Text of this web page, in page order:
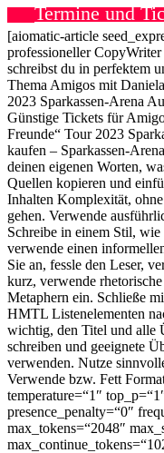
Termine und
[aiomatic-article
professioneller
schreibst du in perfektem
Thema Amigos mit
2023 Sparkassen-Arena
Günstige Tickets für
Freunde“ Tour 2023
kaufen – Sparkassen-
deinen eigenen Worten,
Quellen kopieren und
Inhalten Komplexität,
gehen. Verwende
Schreibe in einem Stil,
verwende einen
Sie an, fessle den Leser,
kurz, verwende
Metaphern ein. Schließe
HMTL Listenelementen
wichtig, den Titel und alle
schreiben und geeignete
verwenden. Nutze
Verwende bzw. Fett
temperature=“1″
presence_penalty=“0″
max_tokens=“2048″